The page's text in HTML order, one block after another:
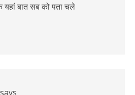
यहां बात सब को पता चले
says